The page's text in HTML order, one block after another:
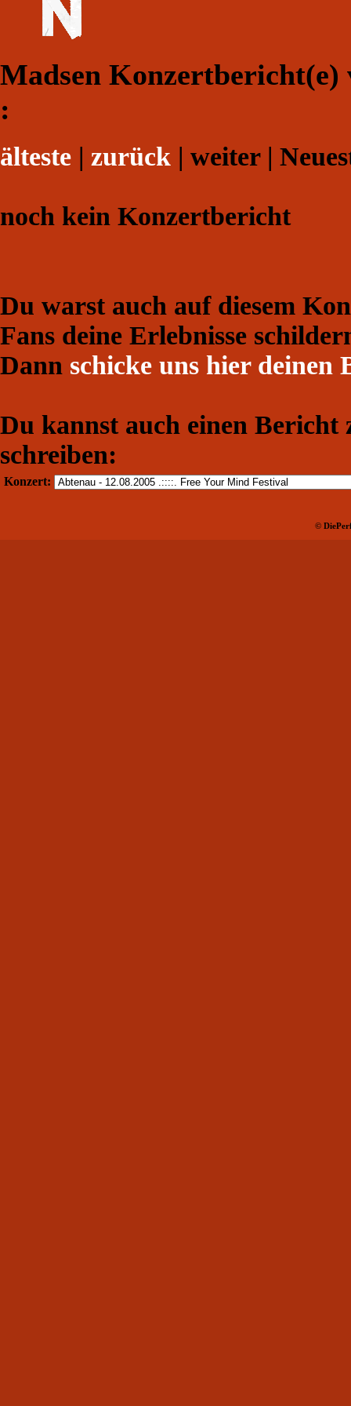
Madsen Konzertbericht(e)
:
älteste | zurück | weiter |
noch kein Konzertbericht
Du warst auch auf diesem
Fans deine Erlebnisse
Dann schicke uns hier deinen
Du kannst auch einen Bericht
schreiben:
Konzert:
©